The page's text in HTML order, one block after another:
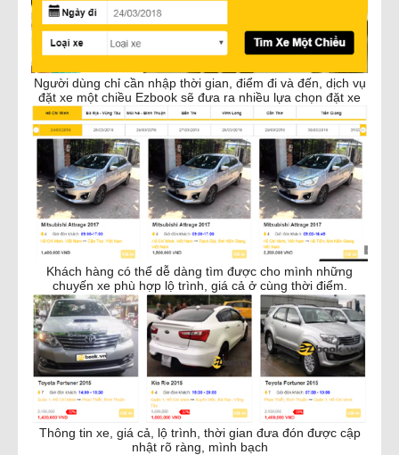
Người dùng chỉ cần nhập thời gian, điểm đi và đến, dịch vụ
đặt xe một chiều Ezbook sẽ đưa ra nhiều lựa chọn đặt xe
Khách hàng có thể dễ dàng tìm được cho mình những
chuyến xe phù hợp lộ trình, giá cả ở cùng thời điểm.
Thông tin xe, giá cả, lộ trình, thời gian đưa đón được cập
nhật rõ ràng, mình bạch